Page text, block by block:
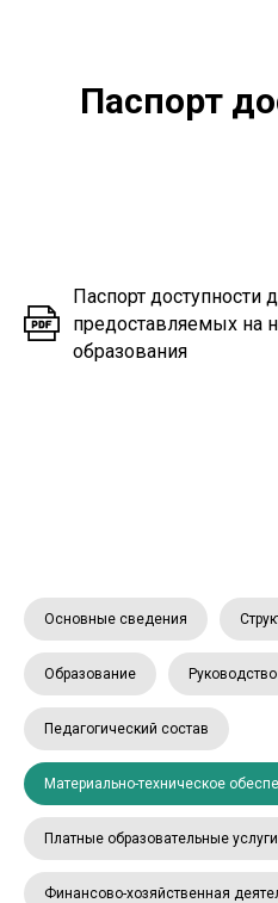
Паспорт
Паспорт доступности
предоставляемых на
образования
Основные сведения
Образование Руководство
Педагогический состав
Материально-техническое
Платные образовательные услуги
Финансово-хозяйственная